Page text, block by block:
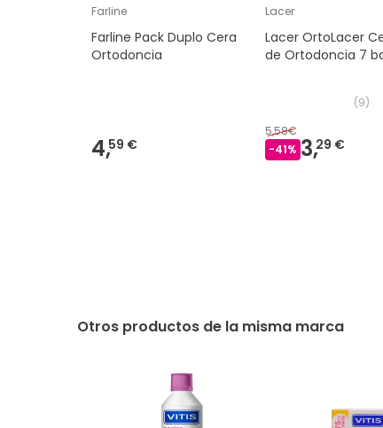
Farline
Farline Pack Duplo Cera
Ortodoncia
4,59 €
Lacer
Lacer OrtoLacer
de Ortodoncia 7
(9)
5,58€
-41% 3,29 €
Otros productos de la misma marca